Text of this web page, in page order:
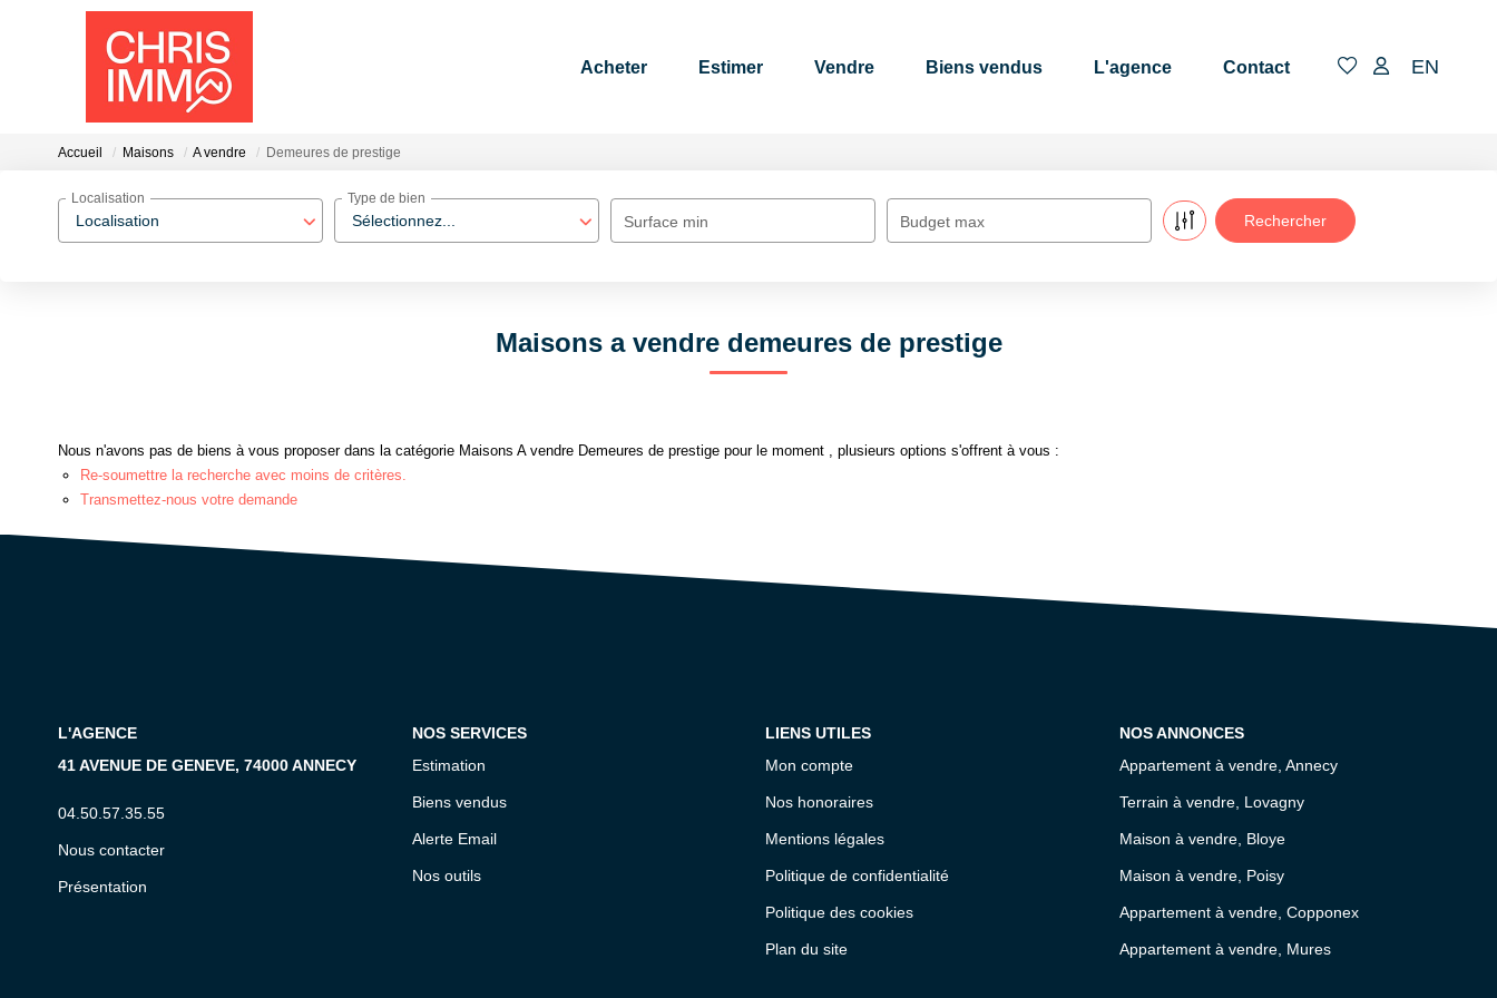
Acheter Estimer Vendre Biens vendus L'agence Contact EN
Accueil Maisons A vendre Demeures de prestige
Localisation
Localisation
Sélectionnez...
Type de bien
Surface min Budget max
Maisons a vendre demeures de prestige
Nous n'avons pas de biens à vous proposer dans la catégorie Maisons A vendre Demeures de prestige pour le moment , plusieurs options s'offrent à vous :
Re-soumettre la recherche avec moins de critères.
Transmettez-nous votre demande
L'AGENCE
41 AVENUE DE GENEVE, 74000 ANNECY
04.50.57.35.55
Nous contacter
Présentation
NOS SERVICES
Estimation
Biens vendus
Alerte Email
Nos outils
LIENS UTILES
Mon compte
Nos honoraires
Mentions légales
Politique de confidentialité
Politique des cookies
Plan du site
NOS ANNONCES
Appartement à vendre, Annecy
Terrain à vendre, Lovagny
Maison à vendre, Bloye
Maison à vendre, Poisy
Appartement à vendre, Copponex
Appartement à vendre, Mures